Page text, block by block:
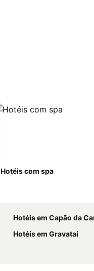
Hotéis com spa
Hotéis em Capão da
Hotéis em Gravataí